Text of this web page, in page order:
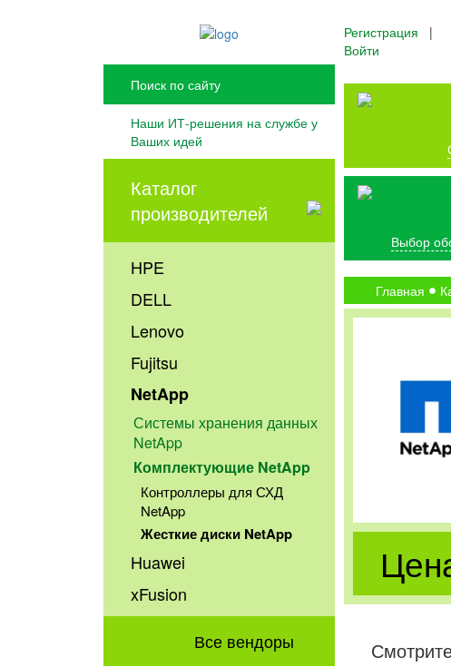
Наши ИТ-решения на службе у
Ваших идей
Каталог
производителей
HPE
DELL
Lenovo
Fujitsu
NetApp
Системы хранения данных
NetApp
Комплектующие NetApp
Контроллеры для СХД
NetApp
Жесткие диски NetApp
Huawei
xFusion
Все вендоры
Регистрация |
Войти
Выбор
Главная